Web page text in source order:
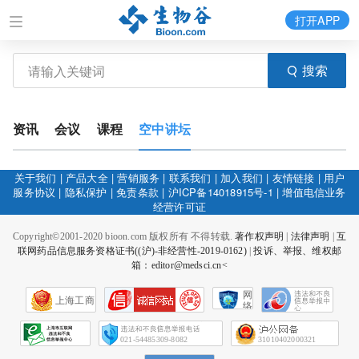
搜索
打开APP
资讯 会议 课程 空中讲坛
关于我们 | 产品大全|营销服务 | 联系我们 | 加入我们 | 友情链接 | 用户
服务协议 | 隐私保护 |免责条款 | 沪ICP备14018915号-1 |增值电信业务
经营许可证
Copyright©2001-2020 bioon.com 版权所有 不得转载.著作权声明 法律声明
互
联网药品信息服务资格证书((沪)-非经营性-2019-0162)|投诉、举报、维权邮
箱：editor@medsci.cn<
上海工商
网
络
会
征
021-54485309-8082 31010402000321